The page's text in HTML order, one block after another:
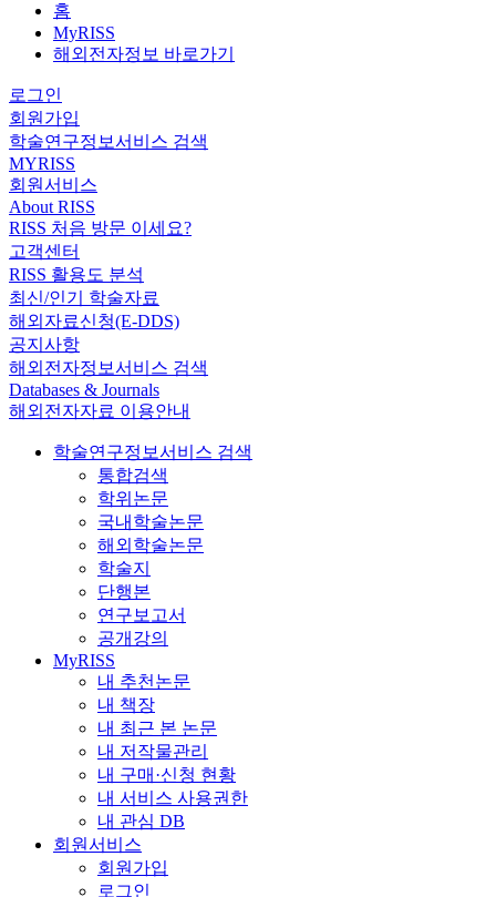
홈
MyRISS
해외전자정보 바로가기
로그인
회원가입
학술연구정보서비스 검색
MYRISS
회원서비스
About RISS
RISS 처음 방문 이세요?
고객센터
RISS 활용도 분석
최신/인기 학술자료
해외자료신청(E-DDS)
공지사항
해외전자정보서비스 검색
Databases & Journals
해외전자자료 이용안내
학술연구정보서비스 검색
통합검색
학위논문
국내학술논문
해외학술논문
학술지
단행본
연구보고서
공개강의
MyRISS
내 추천논문
내 책장
내 최근 본 논문
내 저작물관리
내 구매·신청 현황
내 서비스 사용권한
내 관심 DB
회원서비스
회원가입
로그인